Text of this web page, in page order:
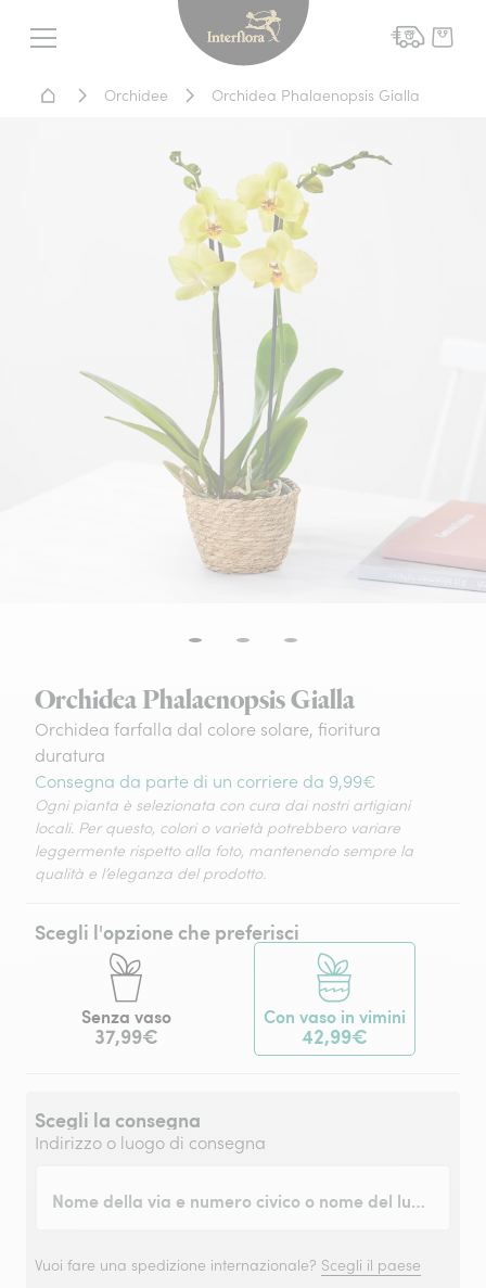
Menu
Interflora - fiori a
Home - Fiori a domicilio
Orchidee Orchidea Phalaenopsis Gialla
Orchidea Phalaenopsis Gialla
Orchidea farfalla dal colore solare, fioritura
duratura
Consegna da parte di un corriere da 9,99€
Ogni pianta è selezionata con cura dai nostri artigiani
locali. Per questo, colori o varietà potrebbero variare
leggermente rispetto alla foto, mantenendo sempre la
qualità e l’eleganza del prodotto.
Scegli l'opzione che preferisci
Senza vaso
37,99€
Con vaso in vimini
42,99€
Scegli la consegna
Indirizzo o luogo di consegna
Nome della via e numero civico o nome del luogo
Vuoi fare una spedizione internazionale? Scegli il paese